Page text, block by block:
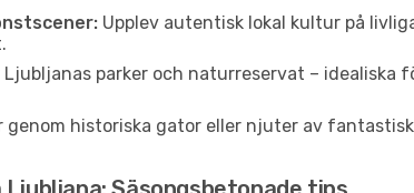
Upplev autentisk lokal kultur på
Ljubljanas parker och naturreservat –
genom historiska gator eller njuter av